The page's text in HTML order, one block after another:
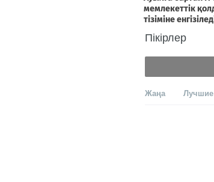
Пікірлер
Жаңа Лучшие